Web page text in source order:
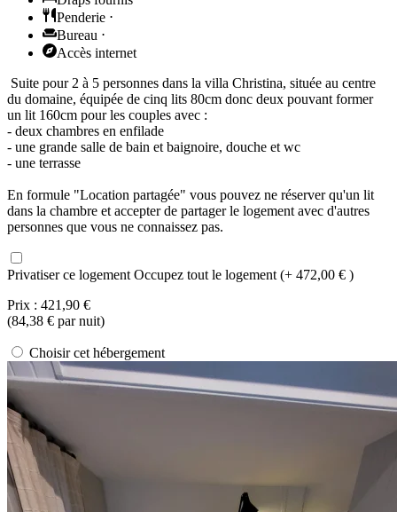
Penderie ⋅
Bureau ⋅
Accès internet
Suite pour 2 à 5 personnes dans la villa Christina, située au centre
du domaine, équipée de cinq lits 80cm donc deux pouvant former
un lit 160cm pour les couples avec :
- deux chambres en enfilade
- une grande salle de bain et baignoire, douche et wc
- une terrasse
En formule "Location partagée" vous pouvez ne réserver qu'un lit
dans la chambre et accepter de partager le logement avec d'autres
personnes que vous ne connaissez pas.
Privatiser ce logement Occupez tout le logement (+ 472,00 € )
Prix : 421,90 €
(84,38 € par nuit)
Choisir cet hébergement